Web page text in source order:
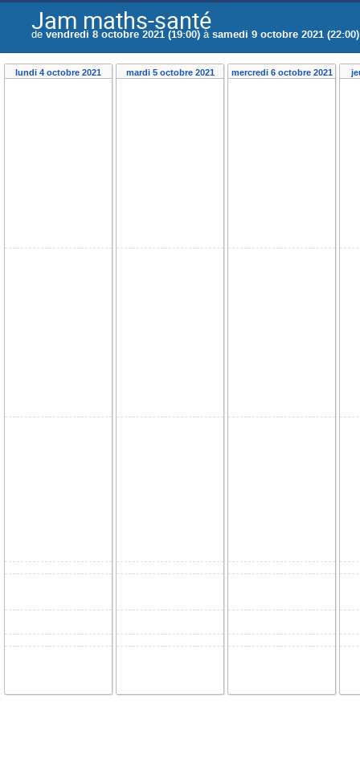
Jam maths-santé
de vendredi 8 octobre 2021 (19:00) àsamedi 9 octobre 2021 (22:00)
lundi 4 octobre 2021 mardi 5 octobre 2021 mercredi 6 octobre 2021